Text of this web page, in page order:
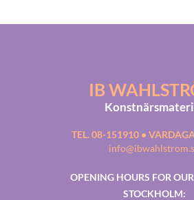
IB
TEL. 08-151910 •
OPENING HOURS FOR
STOCKHOLM: